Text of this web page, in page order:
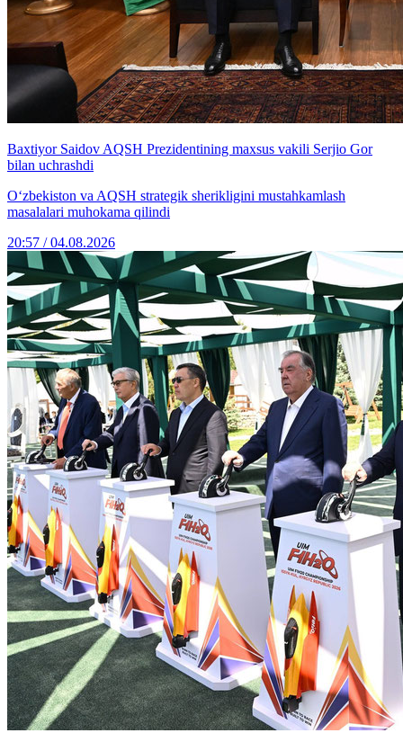
Baxtiyor Saidov AQSH Prezidentining maxsus vakili Serjio Gor
bilan uchrashdi
O‘zbekiston va AQSH strategik sherikligini mustahkamlash
masalalari muhokama qilindi
20:57 / 04.08.2026